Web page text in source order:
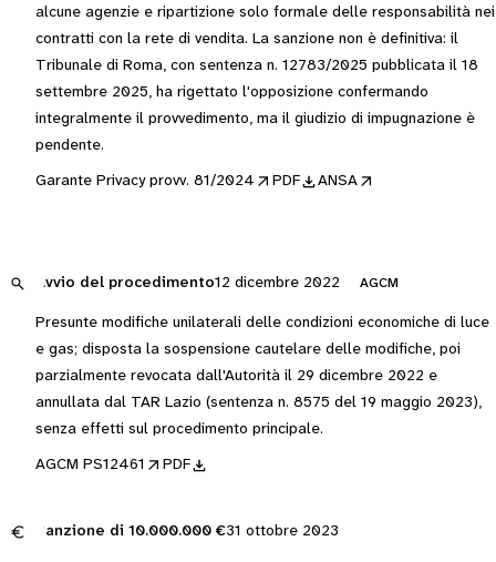
alcune agenzie e ripartizione solo formale delle responsabilità nei
contratti con la rete di vendita. La sanzione non è definitiva: il
Tribunale di Roma, con sentenza n. 12783/2025 pubblicata il 18
settembre 2025, ha rigettato l'opposizione confermando
integralmente il provvedimento, ma il giudizio di impugnazione è
pendente.
Garante Privacy provv. 81/2024 PDF ANSA
Avvio del procedimento12 dicembre 2022 AGCM
Presunte modifiche unilaterali delle condizioni economiche di luce
e gas; disposta la sospensione cautelare delle modifiche, poi
parzialmente revocata dall'Autorità il 29 dicembre 2022 e
annullata dal TAR Lazio (sentenza n. 8575 del 19 maggio 2023),
senza effetti sul procedimento principale.
AGCM PS12461 PDF
Sanzione di 10.000.000 €31 ottobre 2023